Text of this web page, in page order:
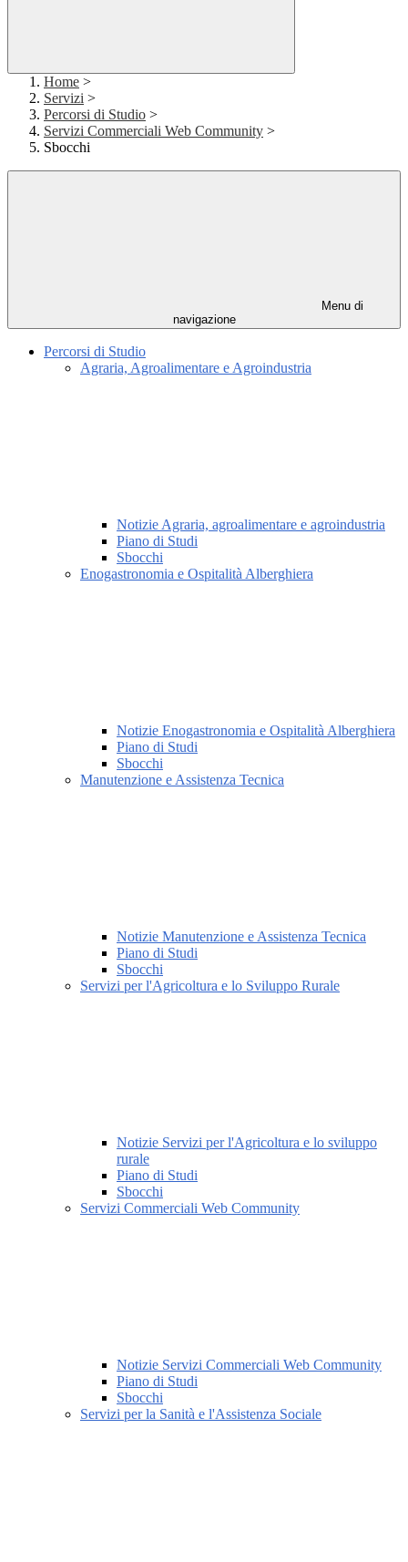
Home >
Servizi >
Percorsi di Studio >
Servizi Commerciali Web Community >
Sbocchi
Menu di
navigazione
Percorsi di Studio
Agraria, Agroalimentare e Agroindustria
Notizie Agraria, agroalimentare e agroindustria
Piano di Studi
Sbocchi
Enogastronomia e Ospitalità Alberghiera
Notizie Enogastronomia e Ospitalità Alberghiera
Piano di Studi
Sbocchi
Manutenzione e Assistenza Tecnica
Notizie Manutenzione e Assistenza Tecnica
Piano di Studi
Sbocchi
Servizi per l'Agricoltura e lo Sviluppo Rurale
Notizie Servizi per l'Agricoltura e lo sviluppo
rurale
Piano di Studi
Sbocchi
Servizi Commerciali Web Community
Notizie Servizi Commerciali Web Community
Piano di Studi
Sbocchi
Servizi per la Sanità e l'Assistenza Sociale